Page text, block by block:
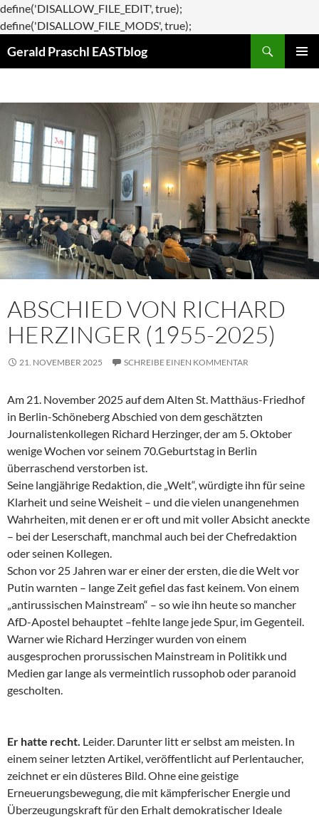
define('DISALLOW_FILE_EDIT', true);
define('DISALLOW_FILE_MODS', true);
Gerald Praschl EASTblog
ABSCHIED VON RICHARD
HERZINGER (1955-2025)
21. NOVEMBER 2025 SCHREIBE EINEN KOMMENTAR
Am 21. November 2025 auf dem Alten St. Matthäus-Friedhof
in Berlin-Schöneberg Abschied von dem geschätzten
Journalistenkollegen Richard Herzinger, der am 5. Oktober
wenige Wochen vor seinem 70.Geburtstag in Berlin
überraschend verstorben ist.
Seine langjährige Redaktion, die „Welt“, würdigte ihn für seine
Klarheit und seine Weisheit – und die vielen unangenehmen
Wahrheiten, mit denen er er oft und mit voller Absicht aneckte
– bei der Leserschaft, manchmal auch bei der Chefredaktion
oder seinen Kollegen.
Schon vor 25 Jahren war er einer der ersten, die die Welt vor
Putin warnten – lange Zeit gefiel das fast keinem. Von einem
„antirussischen Mainstream“ – so wie ihn heute so mancher
AfD-Apostel behauptet –fehlte lange jede Spur, im Gegenteil.
Warner wie Richard Herzinger wurden von einem
ausgesprochen prorussischen Mainstream in Politikk und
Medien gar lange als vermeintlich russophob oder paranoid
gescholten.
Er hatte recht. Leider. Darunter litt er selbst am meisten. In
einem seiner letzten Artikel, veröffentlicht auf Perlentaucher,
zeichnet er ein düsteres Bild. Ohne eine geistige
Erneuerungsbewegung, die mit kämpferischer Energie und
Überzeugungskraft für den Erhalt demokratischer Ideale